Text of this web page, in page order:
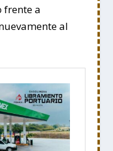
frente a
al